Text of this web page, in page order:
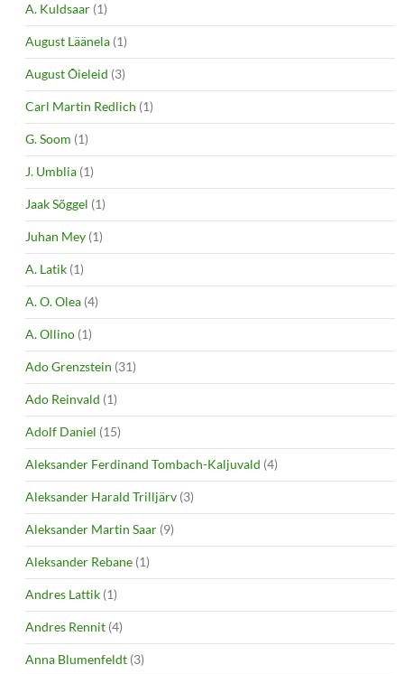
A. Kuldsaar (1)
August Läänela (1)
August Õieleid (3)
Carl Martin Redlich (1)
G. Soom (1)
J. Umblia (1)
Jaak Sõggel (1)
Juhan Mey (1)
A. Latik (1)
A. O. Olea (4)
A. Ollino (1)
Ado Grenzstein (31)
Ado Reinvald (1)
Adolf Daniel (15)
Aleksander Ferdinand Tombach-Kaljuvald (4)
Aleksander Harald Trilljärv (3)
Aleksander Martin Saar (9)
Aleksander Rebane (1)
Andres Lattik (1)
Andres Rennit (4)
Anna Blumenfeldt (3)